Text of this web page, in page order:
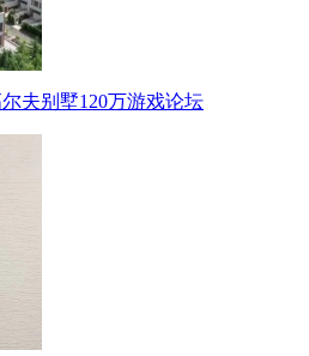
夫别墅120万游戏论坛